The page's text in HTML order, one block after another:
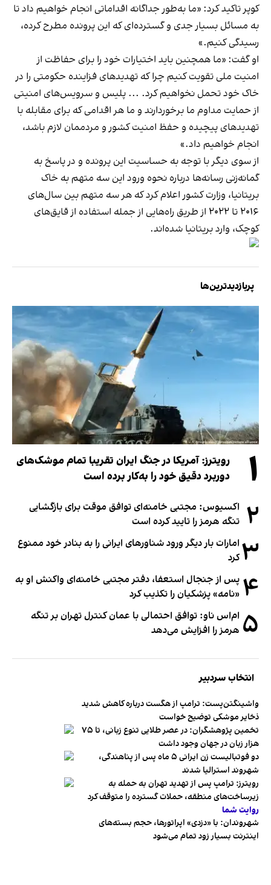
کوپر تاکید کرد: «ما به‌طور جداگانه اقداماتی انجام خواهیم داد تا
به مسائل بسیار جدی و گسترده‌‌ای که این پرونده مطرح کرده،
رسیدگی کنیم.»
او گفت: «ما همچنین باید اختیارات خود را برای حفاظت از
امنیت ملی تقویت کنیم چرا که تهدیدهای فزاینده‌ حکومتی را در
خاک خود تحمل نخواهیم کرد. ... پلیس و سرویس‌های امنیتی
از حمایت مداوم ما برخوردارند و ما هر اقدامی که برای مقابله با
تهدیدهای پیچیده و حفظ امنیت کشور و مردممان لازم باشد،
انجام خواهیم داد.»
از سوی دیگر با توجه به حساسیت این پرونده و در پاسخ به
گمانه‌زنی رسانه‌ها درباره نحوه ورود این سه متهم به خاک
بریتانیا، وزارت کشور اعلام کرد که هر سه متهم بین سال‌های
۲۰۱۶ تا ۲۰۲۲ از طریق راه‌هایی از جمله استفاده از قایق‌های
کوچک، وارد بریتانیا شده‌اند.
پربازدیدترین‌ها
۱
رویترز: آمریکا در جنگ ایران تقریبا تمام موشک‌های
دوربرد دقیق خود را به‌کار برده است
۲ اکسیوس: مجتبی خامنه‌ای توافق موقت برای بازگشایی
تنگه هرمز را تایید کرده است
۳ امارات بار دیگر ورود شناورهای ایرانی را به بنادر خود ممنوع
کرد
۴ پس از جنجال استعفا، دفتر مجتبی خامنه‌ای واکنش او به
«نامه» پزشکیان را تکذیب کرد
۵ ام‌اس ناو: توافق احتمالی با عمان کنترل تهران بر تنگه
هرمز را افزایش می‌دهد
انتخاب سردبیر
واشینگتن‌پست: ترامپ از هگست درباره کاهش شدید
ذخایر موشکی توضیح خواست
تخمین پژوهشگران: در عصر طلایی تنوع زبانی، تا ۷۵
هزار زبان در جهان وجود داشت
دو فوتبالیست زن ایرانی ۵ ماه پس از پناهندگی،
شهروند استرالیا شدند
رویترز: ترامپ پس از تهدید تهران به حمله به
زیرساخت‌های منطقه، حملات گسترده را متوقف کرد
روایت شما
شهروندان:‌ با «دزدی» اپراتورها، حجم بسته‌های
اینترنت بسیار زود تمام می‌شود